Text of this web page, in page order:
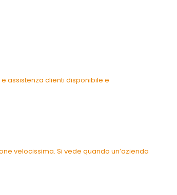
assistenza clienti disponibile e
velocissima. Si vede quando un’azienda